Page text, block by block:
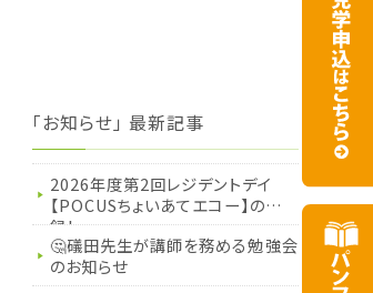
「お知らせ」 最新記事
2026年度第2回レジデントデイ
【POCUSちょいあてエコー】の記
録！
🤔礒田先生が講師を務める勉強会
のお知らせ